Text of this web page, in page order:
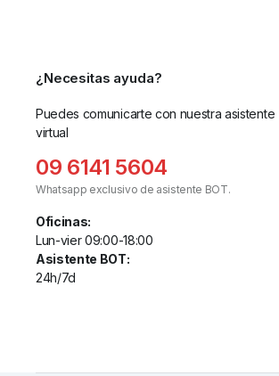
¿Necesitas ayuda?
Puedes comunicarte con nuestra asistente
virtual
09 6141 5604
Whatsapp exclusivo de asistente BOT.
Oficinas:
Lun-vier 09:00-18:00
Asistente BOT:
24h/7d